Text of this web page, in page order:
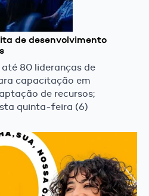
de desenvolvimento
80 lideranças de
capacitação em
de recursos;
quinta-feira (6)